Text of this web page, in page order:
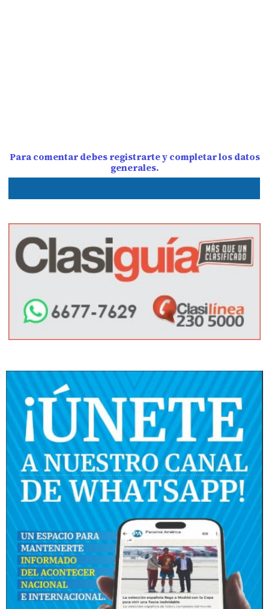
Para comentar debes registrarte y completar los datos
generales.